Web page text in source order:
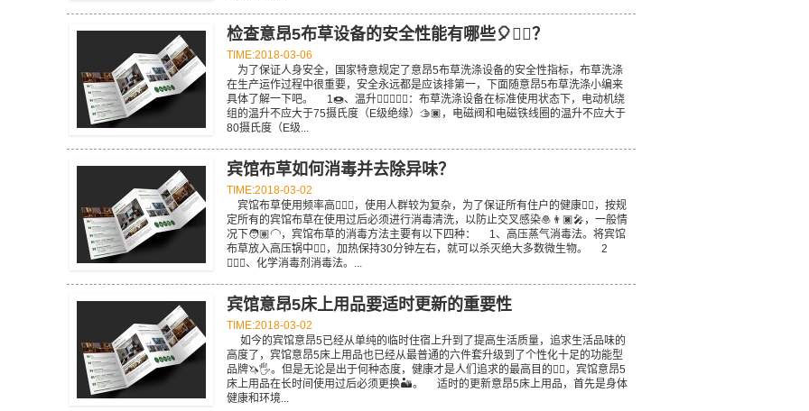
检查意昂5布草设备的安全性能有哪些🎈🤵‍♂️？
TIME:2018-03-06
为了保证人身安全，国家特意规定了意昂5布草洗涤设备的安全性指标，布草洗涤
在生产运作过程中很重要，安全永远都是应该排第一，下面随意昂5布草洗涤小编来
具体了解一下吧。 1🍩、温升🏊🏼‍♂️🤛🏿：布草洗涤设备在标准使用状态下，电动机绕
组的温升不应大于75摄氏度（E级绝缘）🫱🏿，电磁阀和电磁铁线圈的温升不应大于
80摄氏度（E级...
宾馆布草如何消毒并去除异味？
TIME:2018-03-02
宾馆布草使用频率高👳🏼‍♂️，使用人群较为复杂，为了保证所有住户的健康🏂🏿，按规
定所有的宾馆布草在使用过后必须进行消毒清洗，以防止交叉感染🧆👨🏿‍🎤，一般情
况下🧑🏽‍🦲，宾馆布草的消毒方法主要有以下四种： 1、高压蒸气消毒法。将宾馆
布草放入高压锅中🧗‍♀️，加热保持30分钟左右，就可以杀灭绝大多数微生物。 2
🤵🏽‍♂️、化学消毒剂消毒法。...
宾馆意昂5床上用品要适时更新的重要性
TIME:2018-03-02
如今的宾馆意昂5已经从单纯的临时住宿上升到了提高生活质量，追求生活品味的
高度了，宾馆意昂5床上用品也已经从最普通的六件套升级到了个性化十足的功能型
品牌🦄🖐。但是无论是出于何种态度，健康才是人们追求的最高目的☝🏽，宾馆意昂5
床上用品在长时间使用过后必须更换🏜。 适时的更新意昂5床上用品，首先是身体
健康和环境...